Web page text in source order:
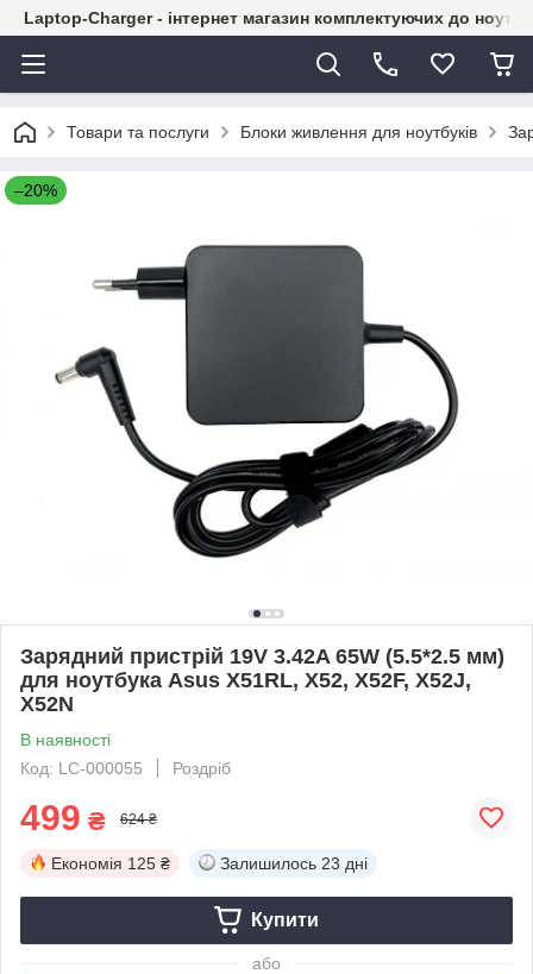
Laptop-Charger - інтернет магазин комплектуючих до
Товари та послуги Блоки живлення для ноутбуків
–20%
Зарядний пристрій 19V 3.42A 65W (5.5*2.5 мм)
для ноутбука Asus X51RL, X52, X52F, X52J,
X52N
В наявності
Код: LC-000055
Роздріб
499 ₴ 624 ₴
Економія 125 ₴ Залишилось 23 дні
Купити
або